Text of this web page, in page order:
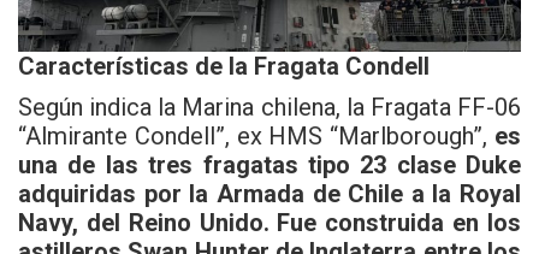
Características de la Fragata Condell
Según indica la Marina chilena, la Fragata FF-06
“Almirante Condell”, ex HMS “Marlborough”, es
una de las tres fragatas tipo 23 clase Duke
adquiridas por la Armada de Chile a la Royal
Navy, del Reino Unido. Fue construida en los